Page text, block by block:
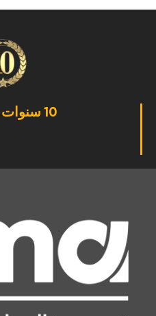
10 سنوات من التميز